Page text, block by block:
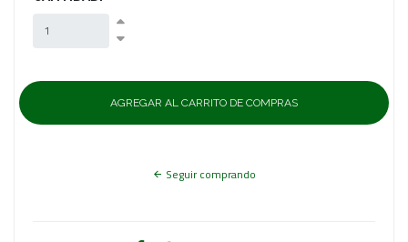
Seguir comprando